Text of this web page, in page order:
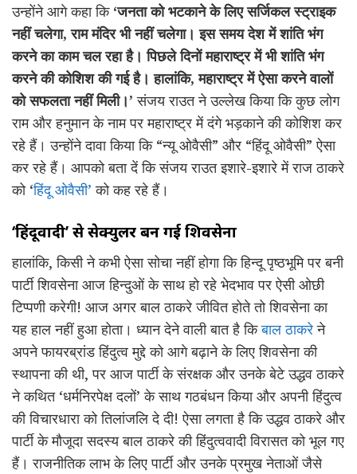
उन्होंने आगे कहा कि ‘जनता को भटकाने के लिए सर्जिकल स्ट्राइक
नहीं चलेगा, राम मंदिर भी नहीं चलेगा। इस समय देश में शांति भंग
करने का काम चल रहा है। पिछले दिनों महाराष्ट्र में भी शांति भंग
करने की कोशिश की गई है। हालांकि, महाराष्ट्र में ऐसा करने वालों
को सफलता नहीं मिली।’संजय राउत ने उल्लेख किया कि कुछ लोग
राम और हनुमान के नाम पर महाराष्ट्र में दंगे भड़काने की कोशिश कर
रहे हैं। उन्होंने दावा किया कि “न्यू ओवैसी” और “हिंदू ओवैसी” ऐसा
कर रहे हैं। आपको बता दें कि संजय राउत इशारे-इशारे में राज ठाकरे
को ‘हिंदू ओवैसी’ को कह रहे हैं।
‘हिंदूवादी’ से सेक्युलर बन गई शिवसेना
हालांकि, किसी ने कभी ऐसा सोचा नहीं होगा कि हिन्दू पृष्ठभूमि पर बनी
पार्टी शिवसेना आज हिन्दुओं के साथ हो रहे भेदभाव पर ऐसी ओछी
टिप्पणी करेगी! आज अगर बाल ठाकरे जीवित होते तो शिवसेना का
यह हाल नहीं हुआ होता। ध्यान देने वाली बात है किबाल ठाकरेने
अपने फायरब्रांड हिंदुत्व मुद्दे को आगे बढ़ाने के लिए शिवसेना की
स्थापना की थी, पर आज पार्टी के संरक्षक और उनके बेटे उद्धव ठाकरे
ने कथित ‘धर्मनिरपेक्ष दलों’ के साथ गठबंधन किया और अपनी हिंदुत्व
की विचारधारा को तिलांजलि दे दी! ऐसा लगता है कि उद्धव ठाकरे और
पार्टी के मौजूदा सदस्य बाल ठाकरे की हिंदुत्ववादी विरासत को भूल गए
हैं। राजनीतिक लाभ के लिए पार्टी और उनके प्रमुख नेताओं जैसे